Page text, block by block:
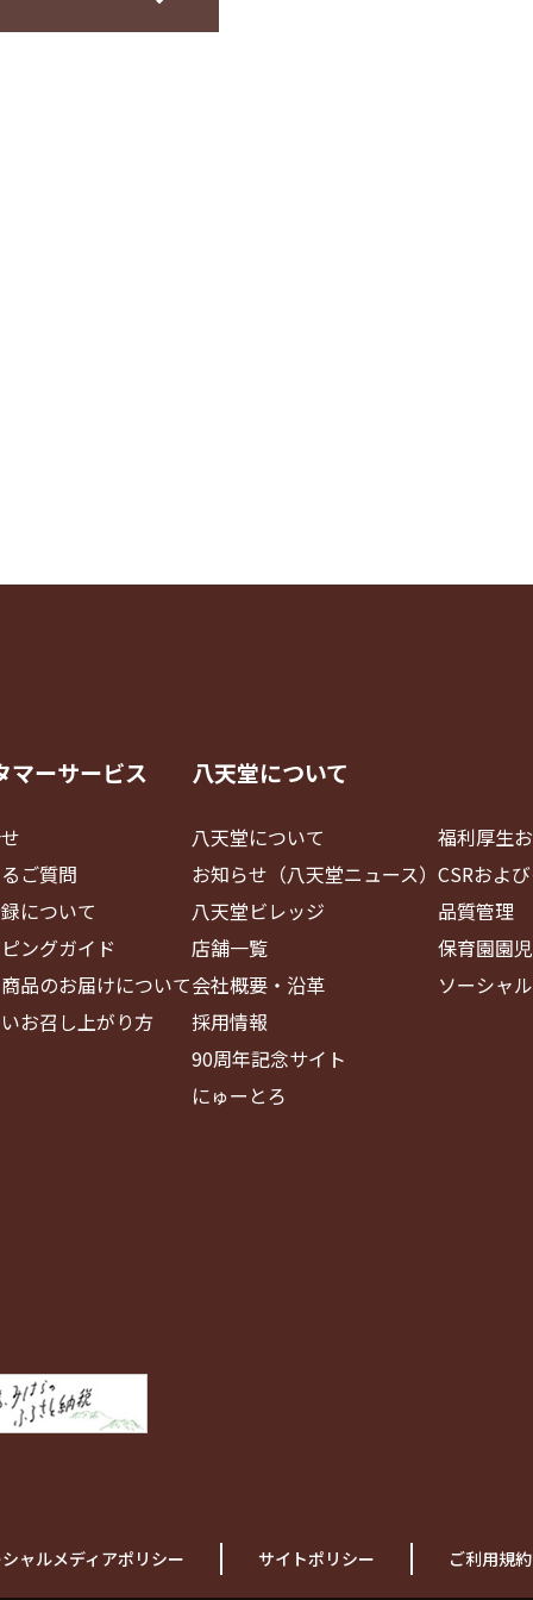
マーサービス
ご質問
について
ングガイド
品のお届けについて
お召し上がり方
八天堂について
八天堂について
お知らせ（八天堂ニュース）
八天堂ビレッジ
店舗一覧
会社概要・沿革
採用情報
90周年記念サイト
にゅーとろ
福利厚生
CSRおよ
品質管理
保育園園
ソーシャ
ャルメディアポリシー サイトポリシー ご利用規約